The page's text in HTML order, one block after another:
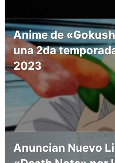
Anime de
una 2da
2023
Anuncian Nuevo